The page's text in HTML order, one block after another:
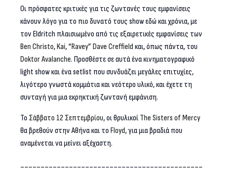
Οι πρόσφατες κριτικές για τις ζωντανές τους εμφανίσεις
κάνουν λόγο για το πιο δυνατό τους show εδώ και χρόνια, με
τον Eldritch πλαισιωμένο από τις εξαιρετικές εμφανίσεις των
Ben Christo,Kai,“Ravey” Dave Creffield και, όπως πάντα, του
DoktorAvalanche. Προσθέστε σε αυτά ένα κινηματογραφικό
light show και ένα setlist που συνδυάζει μεγάλες επιτυχίες,
λιγότερο γνωστά κομμάτια και νεότερο υλικό, και έχετε τη
συνταγή για μια εκρηκτική ζωντανή εμφάνιση.
Το Σάββατο 12 Σεπτεμβρίου, οι θρυλικοί The Sisters ofMercy
θα βρεθούν στην Αθήνα και το Floyd, για μια βραδιά που
αναμένεται να μείνει αξέχαστη.